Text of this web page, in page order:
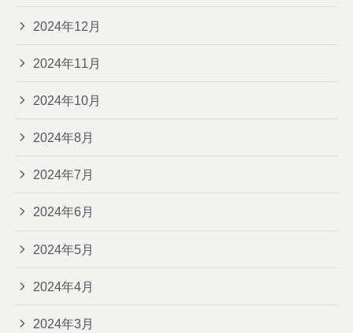
2024年12月
2024年11月
2024年10月
2024年8月
2024年7月
2024年6月
2024年5月
2024年4月
2024年3月